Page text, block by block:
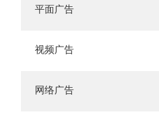
平面广告
视频广告
网络广告